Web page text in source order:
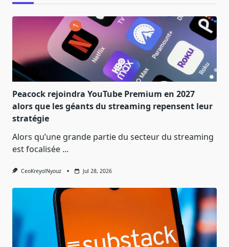
Peacock rejoindra YouTube Premium en 2027
alors que les géants du streaming repensent leur
stratégie
Alors qu’une grande partie du secteur du streaming
est focalisée ...
CeoKreyolNyouz Jul 28, 2026